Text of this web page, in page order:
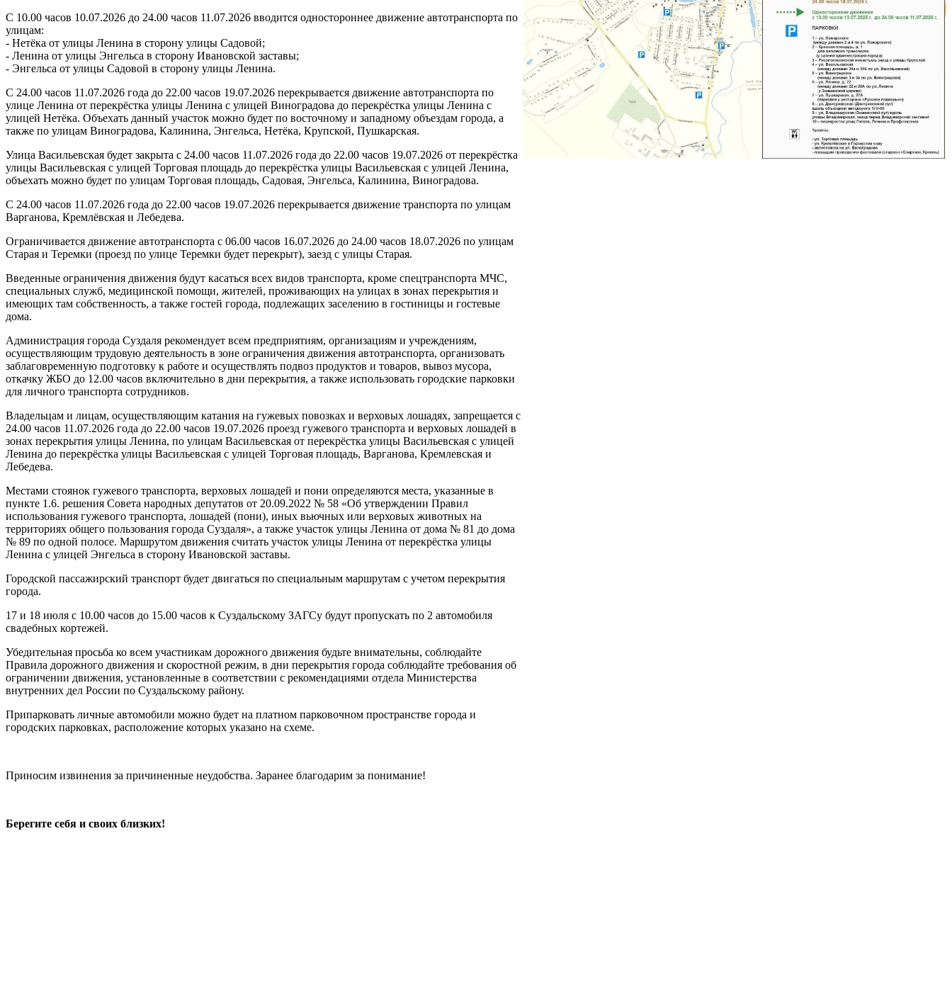
С 10.00 часов 10.07.2026 до 24.00 часов 11.07.2026 вводится одностороннее движение автотранспорта по
улицам:
- Нетёка от улицы Ленина в сторону улицы Садовой;
- Ленина от улицы Энгельса в сторону Ивановской заставы;
- Энгельса от улицы Садовой в сторону улицы Ленина.
С 24.00 часов 11.07.2026 года до 22.00 часов 19.07.2026 перекрывается движение автотранспорта по
улице Ленина от перекрёстка улицы Ленина с улицей Виноградова до перекрёстка улицы Ленина с
улицей Нетёка. Объехать данный участок можно будет по восточному и западному объездам города, а
также по улицам Виноградова, Калинина, Энгельса, Нетёка, Крупской, Пушкарская.
Улица Васильевская будет закрыта с 24.00 часов 11.07.2026 года до 22.00 часов 19.07.2026 от перекрёстка
улицы Васильевская с улицей Торговая площадь до перекрёстка улицы Васильевская с улицей Ленина,
объехать можно будет по улицам Торговая площадь, Садовая, Энгельса, Калинина, Виноградова.
С 24.00 часов 11.07.2026 года до 22.00 часов 19.07.2026 перекрывается движение транспорта по улицам
Варганова, Кремлёвская и Лебедева.
Ограничивается движение автотранспорта с 06.00 часов 16.07.2026 до 24.00 часов 18.07.2026 по улицам
Старая и Теремки (проезд по улице Теремки будет перекрыт), заезд с улицы Старая.
Введенные ограничения движения будут касаться всех видов транспорта, кроме спецтранспорта МЧС,
специальных служб, медицинской помощи, жителей, проживающих на улицах в зонах перекрытия и
имеющих там собственность, а также гостей города, подлежащих заселению в гостиницы и гостевые
дома.
Администрация города Суздаля рекомендует всем предприятиям, организациям и учреждениям,
осуществляющим трудовую деятельность в зоне ограничения движения автотранспорта, организовать
заблаговременную подготовку к работе и осуществлять подвоз продуктов и товаров, вывоз мусора,
откачку ЖБО до 12.00 часов включительно в дни перекрытия, а также использовать городские парковки
для личного транспорта сотрудников.
Владельцам и лицам, осуществляющим катания на гужевых повозках и верховых лошадях, запрещается с
24.00 часов 11.07.2026 года до 22.00 часов 19.07.2026 проезд гужевого транспорта и верховых лошадей в
зонах перекрытия улицы Ленина, по улицам Васильевская от перекрёстка улицы Васильевская с улицей
Ленина до перекрёстка улицы Васильевская с улицей Торговая площадь, Варганова, Кремлевская и
Лебедева.
Местами стоянок гужевого транспорта, верховых лошадей и пони определяются места, указанные в
пункте 1.6. решения Совета народных депутатов от 20.09.2022 № 58 «Об утверждении Правил
использования гужевого транспорта, лошадей (пони), иных вьючных или верховых животных на
территориях общего пользования города Суздаля», а также участок улицы Ленина от дома № 81 до дома
№ 89 по одной полосе. Маршрутом движения считать участок улицы Ленина от перекрёстка улицы
Ленина с улицей Энгельса в сторону Ивановской заставы.
Городской пассажирский транспорт будет двигаться по специальным маршрутам с учетом перекрытия
города.
17 и 18 июля с 10.00 часов до 15.00 часов к Суздальскому ЗАГСу будут пропускать по 2 автомобиля
свадебных кортежей.
Убедительная просьба ко всем участникам дорожного движения будьте внимательны, соблюдайте
Правила дорожного движения и скоростной режим, в дни перекрытия города соблюдайте требования об
ограничении движения, установленные в соответствии с рекомендациями отдела Министерства
внутренних дел России по Суздальскому району.
Припарковать личные автомобили можно будет на платном парковочном пространстве города и
городских парковках, расположение которых указано на схеме.
Приносим извинения за причиненные неудобства. Заранее благодарим за понимание!
Берегите себя и своих близких!